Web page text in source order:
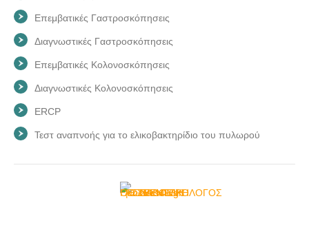
Επεμβατικές Γαστροσκόπησεις
Διαγνωστικές Γαστροσκόπησεις
Επεμβατικές Κολονοσκόπησεις
Διαγνωστικές Κολονοσκόπησεις
ERCP
Τεστ αναπνοής για το ελικοβακτηρίδιο του πυλωρού